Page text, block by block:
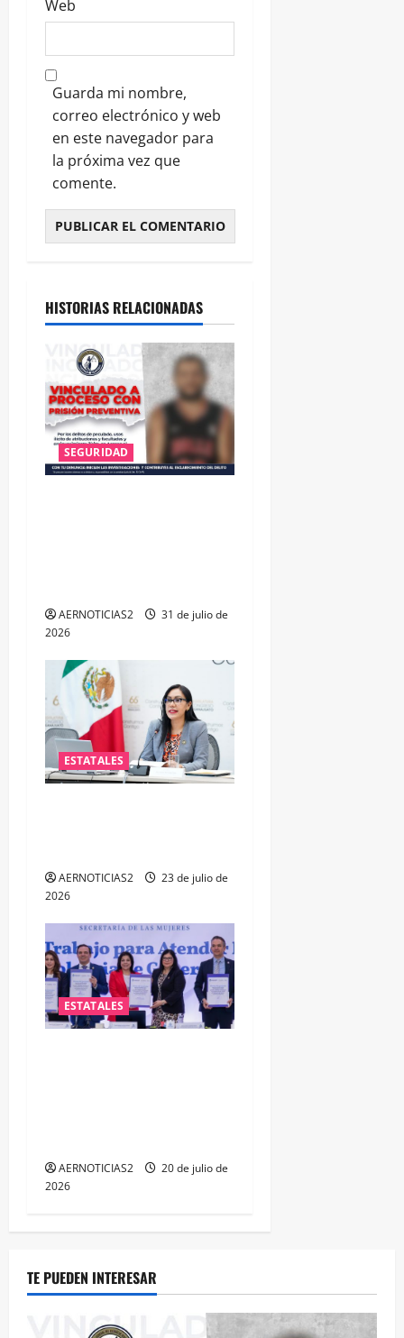
Web
Guarda mi nombre,
correo electrónico y web
en este navegador para
la próxima vez que
comente.
HISTORIAS RELACIONADAS
SEGURIDAD
AERNOTICIAS2
31 de julio de
2026
ESTATALES
AERNOTICIAS2
23 de julio de
2026
ESTATALES
AERNOTICIAS2
20 de julio de
2026
TE PUEDEN INTERESAR